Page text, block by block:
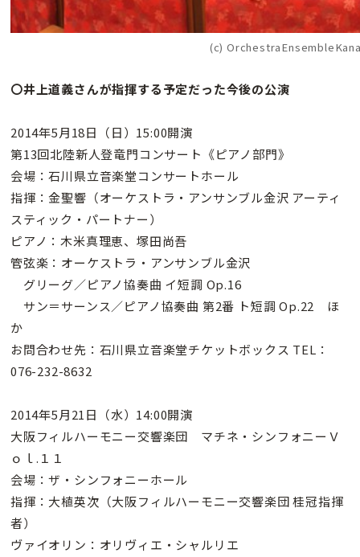
(c)
〇井上道義さんが指揮する予定だった今後の公演
2014年5月18日（日）15:00開演
第13回北陸新人登竜門コンサート《ピアノ部門》
会場：石川県立音楽堂コンサートホール
指揮：金聖響（オーケストラ・アンサンブル金沢 アーティ
スティック・パートナー）
ピアノ：木米真理恵、塚田尚吾
管弦楽：オーケストラ・アンサンブル金沢
グリーグ／ピアノ協奏曲 イ短調 Op.16
サン＝サーンス／ピアノ協奏曲 第2番 ト短調 Op.22 ほ
か
お問合わせ先：石川県立音楽堂チケットボックス TEL：
076-232-8632
2014年5月21日（水）14:00開演
大阪フィルハーモニー交響楽団 マチネ・シンフォニーＶ
ｏｌ.１１
会場：ザ・シンフォニーホール
指揮：大植英次（大阪フィルハーモニー交響楽団 桂冠指揮
者）
ヴァイオリン：オリヴィエ・シャルリエ